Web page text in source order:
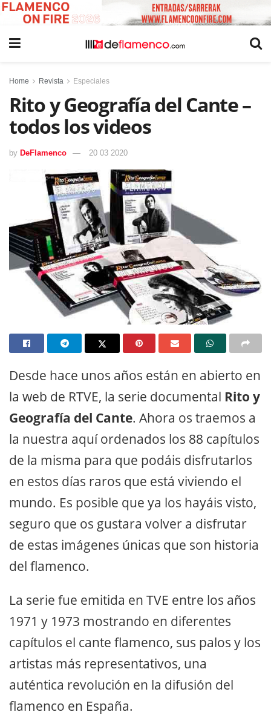
Home Revista Especiales
Rito y Geografía del Cante –
todos los videos
by DeFlamenco 20 03 2020
Desde hace unos años están en abierto en
la web de RTVE, la serie documental Rito y
Geografía del Cante. Ahora os traemos a
la nuestra aquí ordenados los 88 capítulos
de la misma para que podáis disfrutarlos
en estos días raros que está viviendo el
mundo. Es posible que ya los hayáis visto,
seguro que os gustara volver a disfrutar
de estas imágenes únicas que son historia
del flamenco.
La serie fue emitida en TVE entre los años
1971 y 1973 mostrando en diferentes
capítulos el cante flamenco, sus palos y los
artistas más representativos, una
auténtica revolución en la difusión del
flamenco en España.